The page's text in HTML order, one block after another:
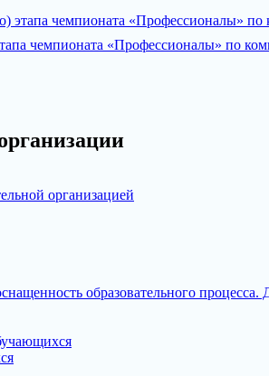
этапа чемпионата «Профессионалы» по
чемпионата «Профессионалы» по
организацией
образовательного процесса.